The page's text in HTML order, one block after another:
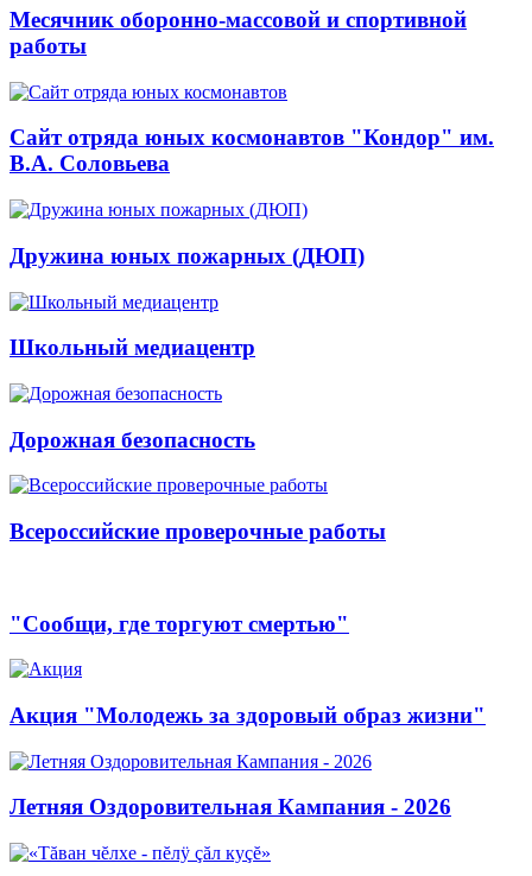
Месячник оборонно-массовой и спортивной
работы
Сайт отряда юных космонавтов "Кондор" им.
В.А. Соловьева
Дружина юных пожарных (ДЮП)
Школьный медиацентр
Дорожная безопасность
Всероссийские проверочные работы
"Сообщи, где торгуют смертью"
Акция "Молодежь за здоровый образ жизни"
Летняя Оздоровительная Кампания - 2026